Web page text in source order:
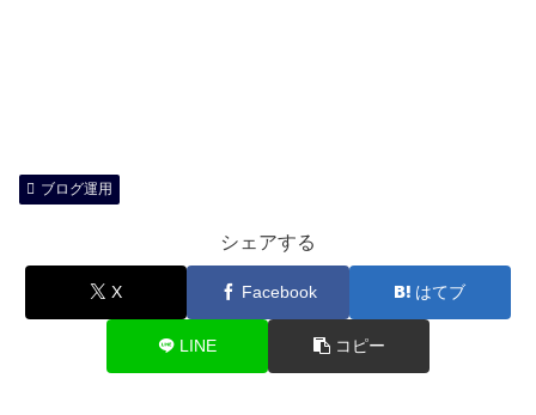
ブログ運用
シェアする
X Facebook はてブ
LINE コピー